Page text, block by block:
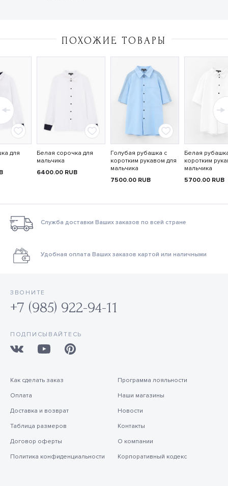
ПОХОЖИЕ ТОВАРЫ
для
Белая сорочка для
мальчика
6400.00 RUB
Голубая рубашка с
коротким рукавом для
мальчика
7500.00 RUB
Белая
коротким
мальчика
5700.00 RUB
Служба доставки Ваших заказов по всей стране
Удобная оплата Ваших заказов картой или наличными
ЗВОНИТЕ
+7 (985) 922-94-11
ПОДПИСЫВАЙТЕСЬ
Как сделать заказ
Оплата
Доставка и возврат
Таблица размеров
Договор оферты
Политика конфиденциальности
Программа лояльности
Наши магазины
Новости
Контакты
О компании
Корпоративный кодекс